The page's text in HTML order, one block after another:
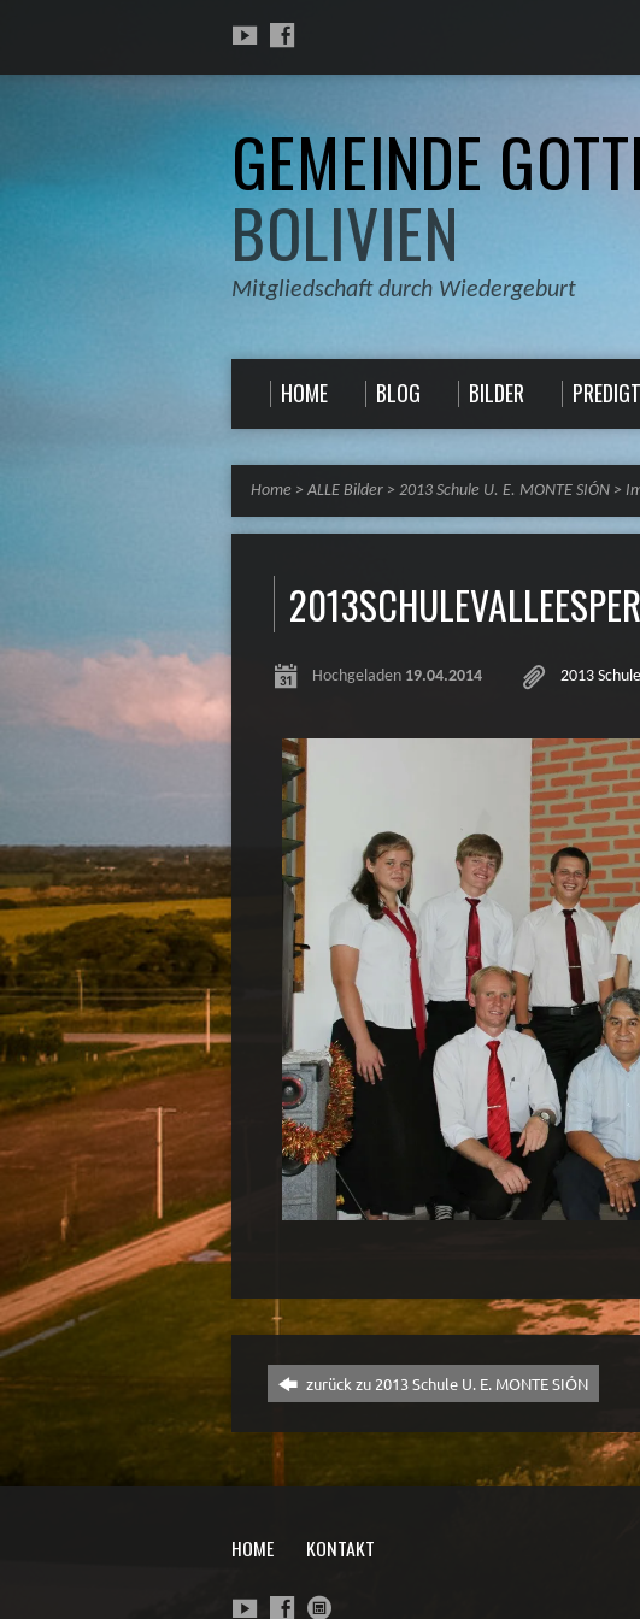
GEMEINDE
BOLIVIEN
Mitgliedschaft durch Wiedergeburt
HOME BLOG BILDER
Home > ALLE Bilder > 2013 Schule U. E. MONTE SIÓN >
Hochgeladen 19.04.2014 2013
zurück zu 2013 Schule U. E. MONTE SIÓN
HOME KONTAKT